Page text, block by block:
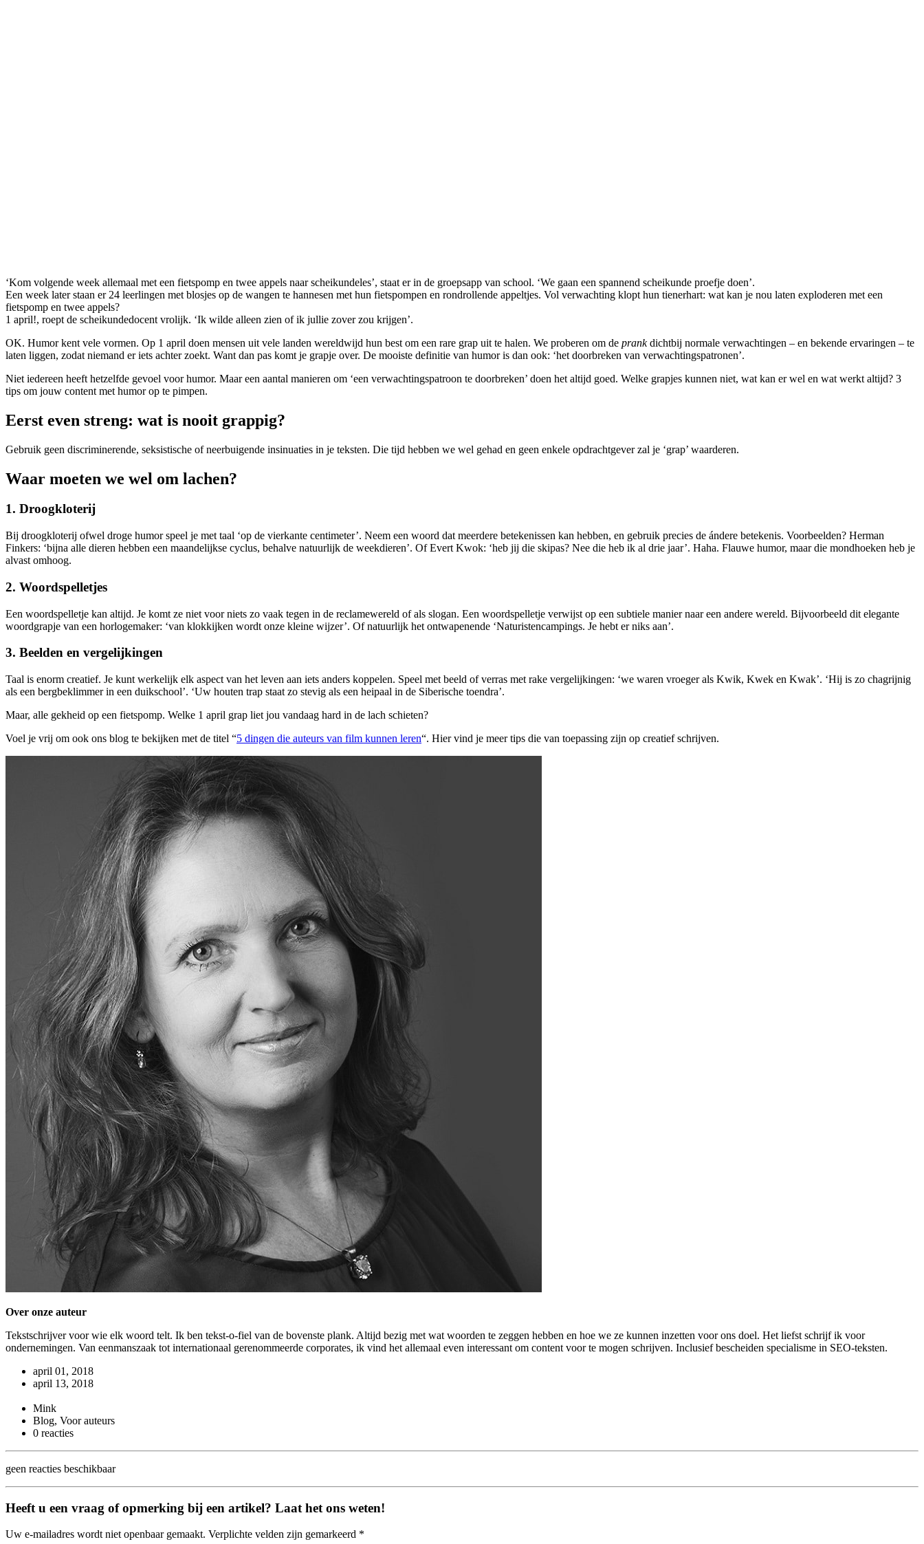
‘Kom volgende week allemaal met een fietspomp en twee appels naar scheikundeles’, staat er in de groepsapp van school. ‘We gaan een spannend scheikunde proefje doen’.
Een week later staan er 24 leerlingen met blosjes op de wangen te hannesen met hun fietspompen en rondrollende appeltjes. Vol verwachting klopt hun tienerhart: wat kan je nou laten exploderen met een
fietspomp en twee appels?
1 april!, roept de scheikundedocent vrolijk. ‘Ik wilde alleen zien of ik jullie zover zou krijgen’.
OK. Humor kent vele vormen. Op 1 april doen mensen uit vele landen wereldwijd hun best om een rare grap uit te halen. We proberen om de prankdichtbij normale verwachtingen – en bekende ervaringen – te
laten liggen, zodat niemand er iets achter zoekt. Want dan pas komt je grapje over. De mooiste definitie van humor is dan ook: ‘het doorbreken van verwachtingspatronen’.
Niet iedereen heeft hetzelfde gevoel voor humor. Maar een aantal manieren om ‘een verwachtingspatroon te doorbreken’ doen het altijd goed. Welke grapjes kunnen niet, wat kan er wel en wat werkt altijd? 3
tips om jouw content met humor op te pimpen.
Eerst even streng: wat is nooit grappig?
Gebruik geen discriminerende, seksistische of neerbuigende insinuaties in je teksten. Die tijd hebben we wel gehad en geen enkele opdrachtgever zal je ‘grap’ waarderen.
Waar moeten we wel om lachen?
1. Droogkloterij
Bij droogkloterij ofwel droge humor speel je met taal ‘op de vierkante centimeter’. Neem een woord dat meerdere betekenissen kan hebben, en gebruik precies de ándere betekenis. Voorbeelden? Herman
Finkers: ‘bijna alle dieren hebben een maandelijkse cyclus, behalve natuurlijk de weekdieren’. Of Evert Kwok: ‘heb jij die skipas? Nee die heb ik al drie jaar’. Haha. Flauwe humor, maar die mondhoeken heb je
alvast omhoog.
2. Woordspelletjes
Een woordspelletje kan altijd. Je komt ze niet voor niets zo vaak tegen in de reclamewereld of als slogan. Een woordspelletje verwijst op een subtiele manier naar een andere wereld. Bijvoorbeeld dit elegante
woordgrapje van een horlogemaker: ‘van klokkijken wordt onze kleine wijzer’. Of natuurlijk het ontwapenende ‘Naturistencampings. Je hebt er niks aan’.
3. Beelden en vergelijkingen
Taal is enorm creatief. Je kunt werkelijk elk aspect van het leven aan iets anders koppelen. Speel met beeld of verras met rake vergelijkingen: ‘we waren vroeger als Kwik, Kwek en Kwak’. ‘Hij is zo chagrijnig
als een bergbeklimmer in een duikschool’. ‘Uw houten trap staat zo stevig als een heipaal in de Siberische toendra’.
Maar, alle gekheid op een fietspomp. Welke 1 april grap liet jou vandaag hard in de lach schieten?
Voel je vrij om ook ons blog te bekijken met de titel “5 dingen die auteurs van film kunnen leren“. Hier vind je meer tips die van toepassing zijn op creatief schrijven.
Over onze auteur
Tekstschrijver voor wie elk woord telt. Ik ben tekst-o-fiel van de bovenste plank. Altijd bezig met wat woorden te zeggen hebben en hoe we ze kunnen inzetten voor ons doel. Het liefst schrijf ik voor
ondernemingen. Van eenmanszaak tot internationaal gerenommeerde corporates, ik vind het allemaal even interessant om content voor te mogen schrijven. Inclusief bescheiden specialisme in SEO-teksten.
april 01, 2018
april 13, 2018
Mink
Blog, Voor auteurs
0 reacties
geen reacties beschikbaar
Heeft u een vraag of opmerking bij een artikel? Laat het ons weten!
Uw e-mailadres wordt niet openbaar gemaakt. Verplichte velden zijn gemarkeerd *